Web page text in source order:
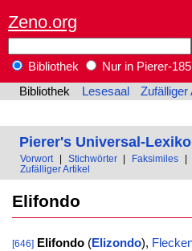
Zeno.org
Bibliothek
Nur in Pierer-
Bibliothek
Lesesaal Zufälliger
Pierer's Universal-
Vorwort Stichwörter Faksimiles
Zufälliger Artikel
Elifondo
[646] Elifondo(Elizondo),